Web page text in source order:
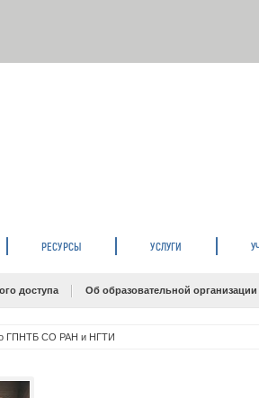
РЕСУРСЫ УСЛУГИ
доступа Об образовательной организации
ГПНТБ СО РАН и НГТИ